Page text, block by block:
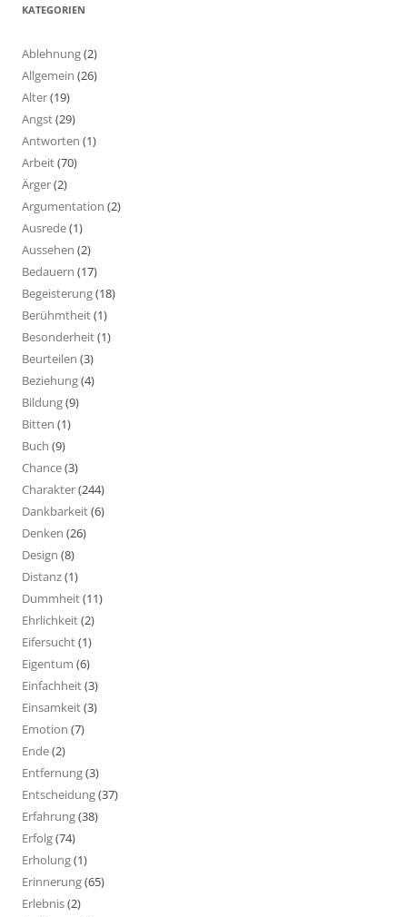
KATEGORIEN
Ablehnung(2)
Allgemein (26)
Alter(19)
Angst(29)
Antworten (1)
Arbeit(70)
Ärger(2)
Argumentation (2)
Ausrede(1)
Aussehen (2)
Bedauern (17)
Begeisterung(18)
Berühmtheit(1)
Besonderheit(1)
Beurteilen (3)
Beziehung(4)
Bildung(9)
Bitten (1)
Buch (9)
Chance(3)
Charakter(244)
Dankbarkeit(6)
Denken (26)
Design (8)
Distanz(1)
Dummheit(11)
Ehrlichkeit(2)
Eifersucht(1)
Eigentum (6)
Einfachheit(3)
Einsamkeit(3)
Emotion (7)
Ende(2)
Entfernung(3)
Entscheidung(37)
Erfahrung(38)
Erfolg(74)
Erholung(1)
Erinnerung(65)
Erlebnis(2)